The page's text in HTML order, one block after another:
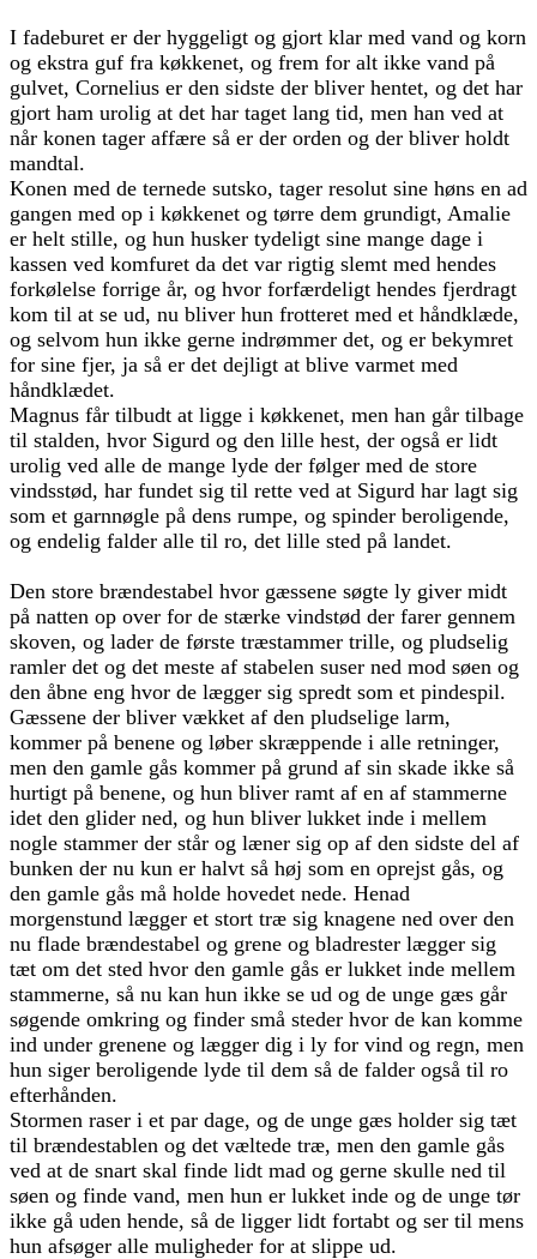
I fadeburet er der hyggeligt og gjort klar med vand og korn
og ekstra guf fra køkkenet, og frem for alt ikke vand på
gulvet, Cornelius er den sidste der bliver hentet, og det har
gjort ham urolig at det har taget lang tid, men han ved at
når konen tager affære så er der orden og der bliver holdt
mandtal.
Konen med de ternede sutsko, tager resolut sine høns en ad
gangen med op i køkkenet og tørre dem grundigt, Amalie
er helt stille, og hun husker tydeligt sine mange dage i
kassen ved komfuret da det var rigtig slemt med hendes
forkølelse forrige år, og hvor forfærdeligt hendes fjerdragt
kom til at se ud, nu bliver hun frotteret med et håndklæde,
og selvom hun ikke gerne indrømmer det, og er bekymret
for sine fjer, ja så er det dejligt at blive varmet med
håndklædet.
Magnus får tilbudt at ligge i køkkenet, men han går tilbage
til stalden, hvor Sigurd og den lille hest, der også er lidt
urolig ved alle de mange lyde der følger med de store
vindsstød, har fundet sig til rette ved at Sigurd har lagt sig
som et garnnøgle på dens rumpe, og spinder beroligende,
og endelig falder alle til ro, det lille sted på landet.
Den store brændestabel hvor gæssene søgte ly giver midt
på natten op over for de stærke vindstød der farer gennem
skoven, og lader de første træstammer trille, og pludselig
ramler det og det meste af stabelen suser ned mod søen og
den åbne eng hvor de lægger sig spredt som et pindespil.
Gæssene der bliver vækket af den pludselige larm,
kommer på benene og løber skræppende i alle retninger,
men den gamle gås kommer på grund af sin skade ikke så
hurtigt på benene, og hun bliver ramt af en af stammerne
idet den glider ned, og hun bliver lukket inde i mellem
nogle stammer der står og læner sig op af den sidste del af
bunken der nu kun er halvt så høj som en oprejst gås, og
den gamle gås må holde hovedet nede. Henad
morgenstund lægger et stort træ sig knagene ned over den
nu flade brændestabel og grene og bladrester lægger sig
tæt om det sted hvor den gamle gås er lukket inde mellem
stammerne, så nu kan hun ikke se ud og de unge gæs går
søgende omkring og finder små steder hvor de kan komme
ind under grenene og lægger dig i ly for vind og regn, men
hun siger beroligende lyde til dem så de falder også til ro
efterhånden.
Stormen raser i et par dage, og de unge gæs holder sig tæt
til brændestablen og det væltede træ, men den gamle gås
ved at de snart skal finde lidt mad og gerne skulle ned til
søen og finde vand, men hun er lukket inde og de unge tør
ikke gå uden hende, så de ligger lidt fortabt og ser til mens
hun afsøger alle muligheder for at slippe ud.